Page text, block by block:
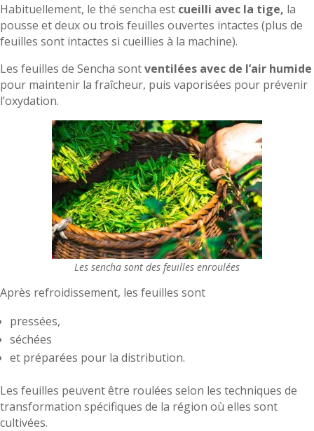
Habituellement, le thé sencha est cueilli avec la tige, la
pousse et deux ou trois feuilles ouvertes intactes (plus de
feuilles sont intactes si cueillies à la machine).
Les feuilles de Sencha sontventilées avec de l’air humide
pour maintenir la fraîcheur, puis vaporisées pour prévenir
l’oxydation.
Les sencha sont des feuilles enroulées
Après refroidissement, les feuilles sont
pressées,
séchées
et préparées pour la distribution.
Les feuilles peuvent être roulées selon les techniques de
transformation spécifiques de la région où elles sont
cultivées.